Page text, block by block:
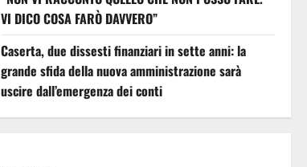
VI DICO COSA FARÒ DAVVERO”
Caserta, due dissesti finanziari in sette anni: la
grande sfida della nuova amministrazione sarà
uscire dall’emergenza dei conti